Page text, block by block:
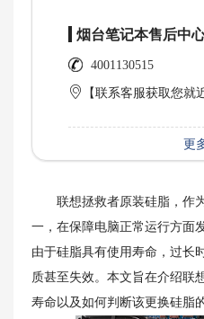
烟台笔记本售后中
4001130515
【联系客服获取您就
更
联想拯救者原装硅脂，作为
一，在保障电脑正常运行方面
由于硅脂具有使用寿命，过长
质甚至失效。本文旨在介绍联
寿命以及如何判断该更换硅脂